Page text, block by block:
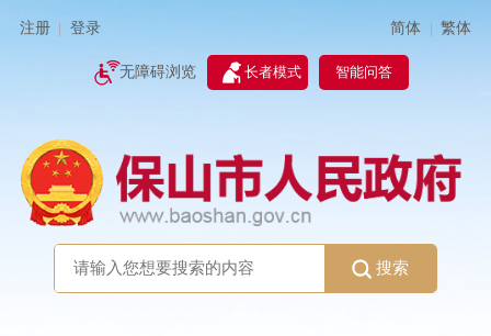
注册 登录 简体 | 繁体
无障碍浏览 长者模式 智能问答
搜索